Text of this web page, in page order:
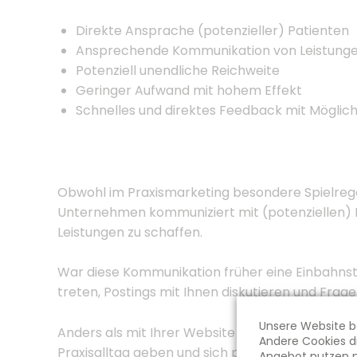
Direkte Ansprache (potenzieller) Patienten
Ansprechende Kommunikation von
Potenziell unendliche Reichweite
Geringer Aufwand mit hohem Effekt
Schnelles und direktes Feedback mit
Obwohl im Praxismarketing besondere
Unternehmen kommuniziert mit (potenziellen)
Leistungen zu schaffen.
War diese Kommunikation früher eine
treten, Postings mit Ihnen diskutieren und
Anders als mit Ihrer Website erreichen Sie
Praxisalltag geben und sich persönlich und
Unsere Website
Andere Cookies